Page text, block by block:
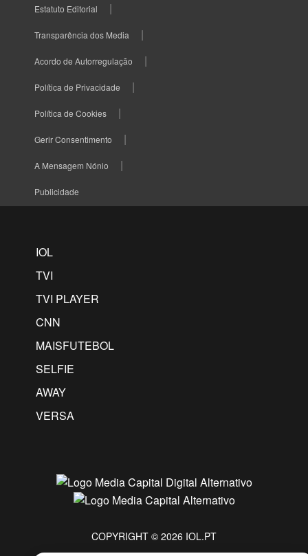
Estatuto Editorial
Transparência dos Media
Acordo de Autorregulação
Política de Privacidade
Política de Cookies
Gerir Consentimento
A Mensagem Nónio
Publicidade
IOL
TVI
TVI PLAYER
CNN
MAISFUTEBOL
SELFIE
AWAY
VERSA
COPYRIGHT © 2026 IOL.PT